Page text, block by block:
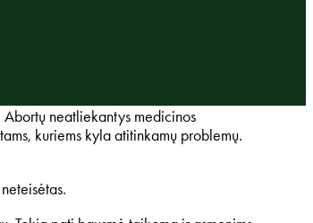
Abortų neatliekantys medicinos
kuriems kyla atitinkamų problemų.